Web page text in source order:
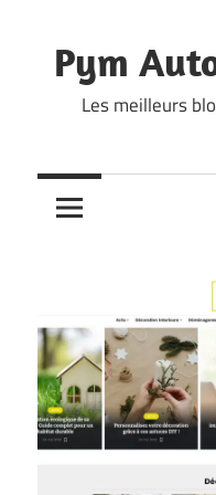
content
Pym
Les meilleurs